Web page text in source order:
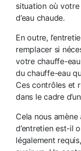
situation où votre
d’eau chaude.
En outre,
remplacer si
votre chauffe-
du chauffe-eau
Ces contrôles et
dans le cadre
Cela nous
d’entretien est-il
légalement